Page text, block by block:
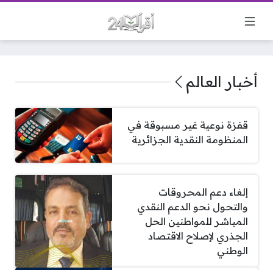
أخبار العالم
قفزة نوعية غير مسبوقة في
المنظومة النقدية الجزائرية
إلغاء دعم المحروقات
والتحول نحو الدعم النقدي
المباشر للمواطنين الحل
الجذري لإصلاح الاقتصاد
الوطني